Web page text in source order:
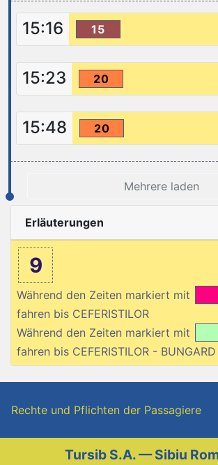
15:16 15
15:23 20
15:48 20
Mehrere laden
Erläuterungen
9
Während den Zeiten markiert mit
fahren bis CEFERISTILOR
Während den Zeiten markiert mit
fahren bis CEFERISTILOR - BUNGARD
Rechte und Pflichten der Passagiere
Tursib S.A. — Sibiu